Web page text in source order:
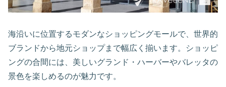
海沿いに位置するモダンなショッピングモールで、世界的
ブランドから地元ショップまで幅広く揃います。ショッピ
ングの合間には、美しいグランド・ハーバーやバレッタの
景色を楽しめるのが魅力です。